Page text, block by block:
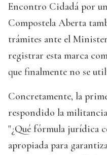
Encontro Cidadá por
Compostela Aberta
trámites ante el
registrar esta marca
que finalmente no se
Concretamente, la
respondido la
"¿Qué fórmula jurídica
apropiada para